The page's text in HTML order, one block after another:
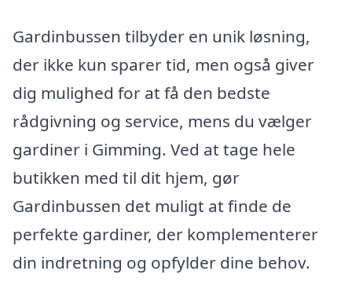
Gardinbussen tilbyder en unik løsning,
der ikke kun sparer tid, men også giver
dig mulighed for at få den bedste
rådgivning og service, mens du vælger
gardiner i Gimming. Ved at tage hele
butikken med til dit hjem, gør
Gardinbussen det muligt at finde de
perfekte gardiner, der komplementerer
din indretning og opfylder dine behov.